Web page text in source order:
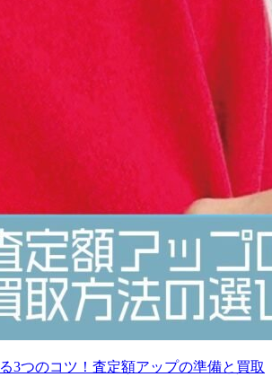
3つのコツ！査定額アップの準備と買取